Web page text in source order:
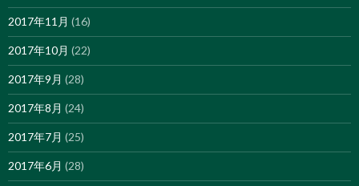
2017年11月 (16)
2017年10月 (22)
2017年9月 (28)
2017年8月 (24)
2017年7月 (25)
2017年6月 (28)